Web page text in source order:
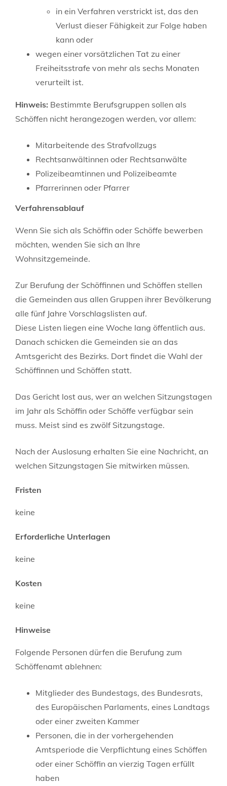
in ein Verfahren verstrickt ist, das den
Verlust dieser Fähigkeit zur Folge haben
kann oder
wegen einer vorsätzlichen Tat zu einer
Freiheitsstrafe von mehr als sechs Monaten
verurteilt ist.
Hinweis: Bestimmte Berufsgruppen sollen als
Schöffen nicht herangezogen werden, vor allem:
Mitarbeitende des Strafvollzugs
Rechtsanwältinnen oder Rechtsanwälte
Polizeibeamtinnen und Polizeibeamte
Pfarrerinnen oder Pfarrer
Verfahrensablauf
Wenn Sie sich als Schöffin oder Schöffe bewerben
möchten, wenden Sie sich an Ihre
Wohnsitzgemeinde.
Zur Berufung der Schöffinnen und Schöffen stellen
die Gemeinden aus allen Gruppen ihrer Bevölkerung
alle fünf Jahre Vorschlagslisten auf.
Diese Listen liegen eine Woche lang öffentlich aus.
Danach schicken die Gemeinden sie an das
Amtsgericht des Bezirks. Dort findet die Wahl der
Schöffinnen und Schöffen statt.
Das Gericht lost aus, wer an welchen Sitzungstagen
im Jahr als Schöffin oder Schöffe verfügbar sein
muss. Meist sind es zwölf Sitzungstage.
Nach der Auslosung erhalten Sie eine Nachricht, an
welchen Sitzungstagen Sie mitwirken müssen.
Fristen
keine
Erforderliche Unterlagen
keine
Kosten
keine
Hinweise
Folgende Personen dürfen die Berufung zum
Schöffenamt ablehnen:
Mitglieder des Bundestags, des Bundesrats,
des Europäischen Parlaments, eines Landtags
oder einer zweiten Kammer
Personen, die in der vorhergehenden
Amtsperiode die Verpflichtung eines Schöffen
oder einer Schöffin an vierzig Tagen erfüllt
haben